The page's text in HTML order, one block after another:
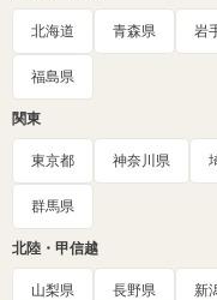
北海道 青森県 岩
福島県
関東
東京都 神奈川県
群馬県
北陸・甲信越
山梨県 長野県 新